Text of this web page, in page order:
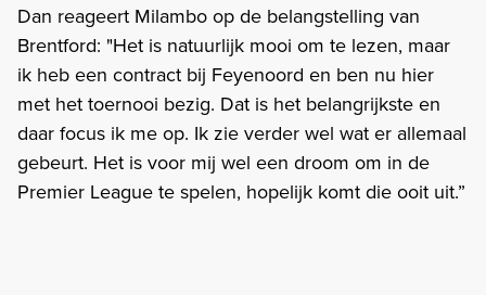
Dan reageert Milambo op de belangstelling van
Brentford: "Het is natuurlijk mooi om te lezen, maar
ik heb een contract bij Feyenoord en ben nu hier
met het toernooi bezig. Dat is het belangrijkste en
daar focus ik me op. Ik zie verder wel wat er allemaal
gebeurt. Het is voor mij wel een droom om in de
Premier League te spelen, hopelijk komt die ooit uit.”